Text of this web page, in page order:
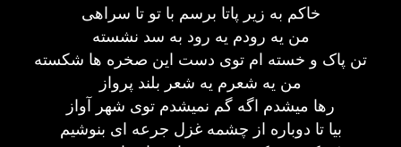
خاکم به زیر پاتا برسم با تو تا سراهی
من یه رودم یه رود به سد نشسته
تن پاک و خسته ام توی دست این صخره ها شکسته
من یه شعرم یه شعر بلند پرواز
رها میشدم اگه گم نمیشدم توی شهر آواز
بیا تا دوباره از چشمه غزل جرعه ای بنوشیم